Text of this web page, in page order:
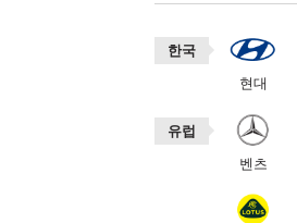
한국
현대
유럽
벤츠